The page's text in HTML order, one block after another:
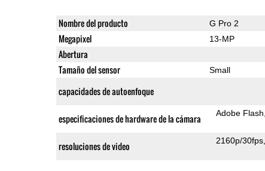
Nombre del producto G Pro 2
Megapixel 13-MP
Abertura
Tamaño del sensor Small
capacidades de autoenfoque
especificaciones de hardware de la cámara Adobe Flash
resoluciones de video 2160p/30fps